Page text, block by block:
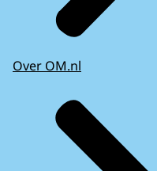
Over OM.nl